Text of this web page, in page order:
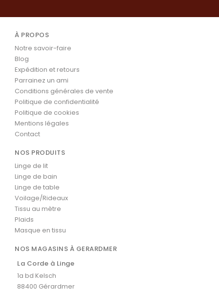
À PROPOS
Notre savoir-faire
Blog
Expédition et retours
Parrainez un ami
Conditions générales de vente
Politique de confidentialité
Politique de cookies
Mentions légales
Contact
NOS PRODUITS
Linge de lit
Linge de bain
Linge de table
Voilage/Rideaux
Tissu au mètre
Plaids
Masque en tissu
NOS MAGASINS À GERARDMER
La Corde à Linge
1a bd Kelsch
88400 Gérardmer